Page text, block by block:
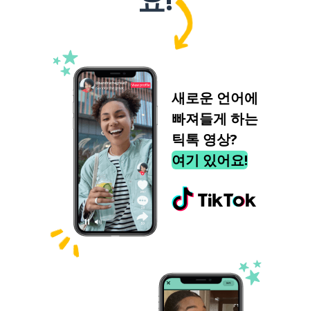
새로운 언어에
빠져들게 하는
틱톡 영상?
여기 있어요!